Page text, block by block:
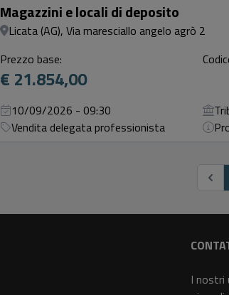
Magazzini e locali di deposito
Licata (AG), Via maresciallo angelo agrò 2
Prezzo base:
€ 21.854,00
10/09/2026 - 09:30
Vendita delegata professionista
I nostri